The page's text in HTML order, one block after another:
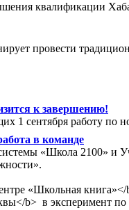
квалификации
провести
к завершению!
1 сентября работу по
в команде
«Школа 2100» и
«Школьная
b> в эксперимент